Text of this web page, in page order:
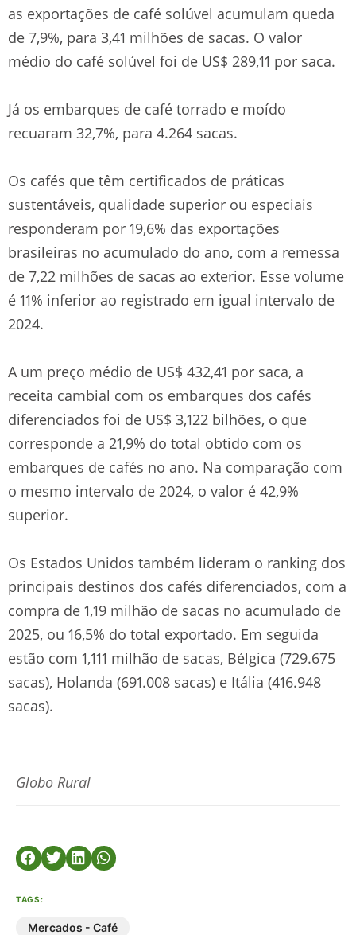
as exportações de café solúvel acumulam queda
de 7,9%, para 3,41 milhões de sacas. O valor
médio do café solúvel foi de US$ 289,11 por saca.
Já os embarques de café torrado e moído
recuaram 32,7%, para 4.264 sacas.
Os cafés que têm certificados de práticas
sustentáveis, qualidade superior ou especiais
responderam por 19,6% das exportações
brasileiras no acumulado do ano, com a remessa
de 7,22 milhões de sacas ao exterior. Esse volume
é 11% inferior ao registrado em igual intervalo de
2024.
A um preço médio de US$ 432,41 por saca, a
receita cambial com os embarques dos cafés
diferenciados foi de US$ 3,122 bilhões, o que
corresponde a 21,9% do total obtido com os
embarques de cafés no ano. Na comparação com
o mesmo intervalo de 2024, o valor é 42,9%
superior.
Os Estados Unidos também lideram o ranking dos
principais destinos dos cafés diferenciados, com a
compra de 1,19 milhão de sacas no acumulado de
2025, ou 16,5% do total exportado. Em seguida
estão com 1,111 milhão de sacas, Bélgica (729.675
sacas), Holanda (691.008 sacas) e Itália (416.948
sacas).
Globo Rural
TAGS:
Mercados - Café